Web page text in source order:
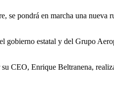
pondrá en marcha una nueva
estatal y del Grupo
CEO, Enrique Beltranena,